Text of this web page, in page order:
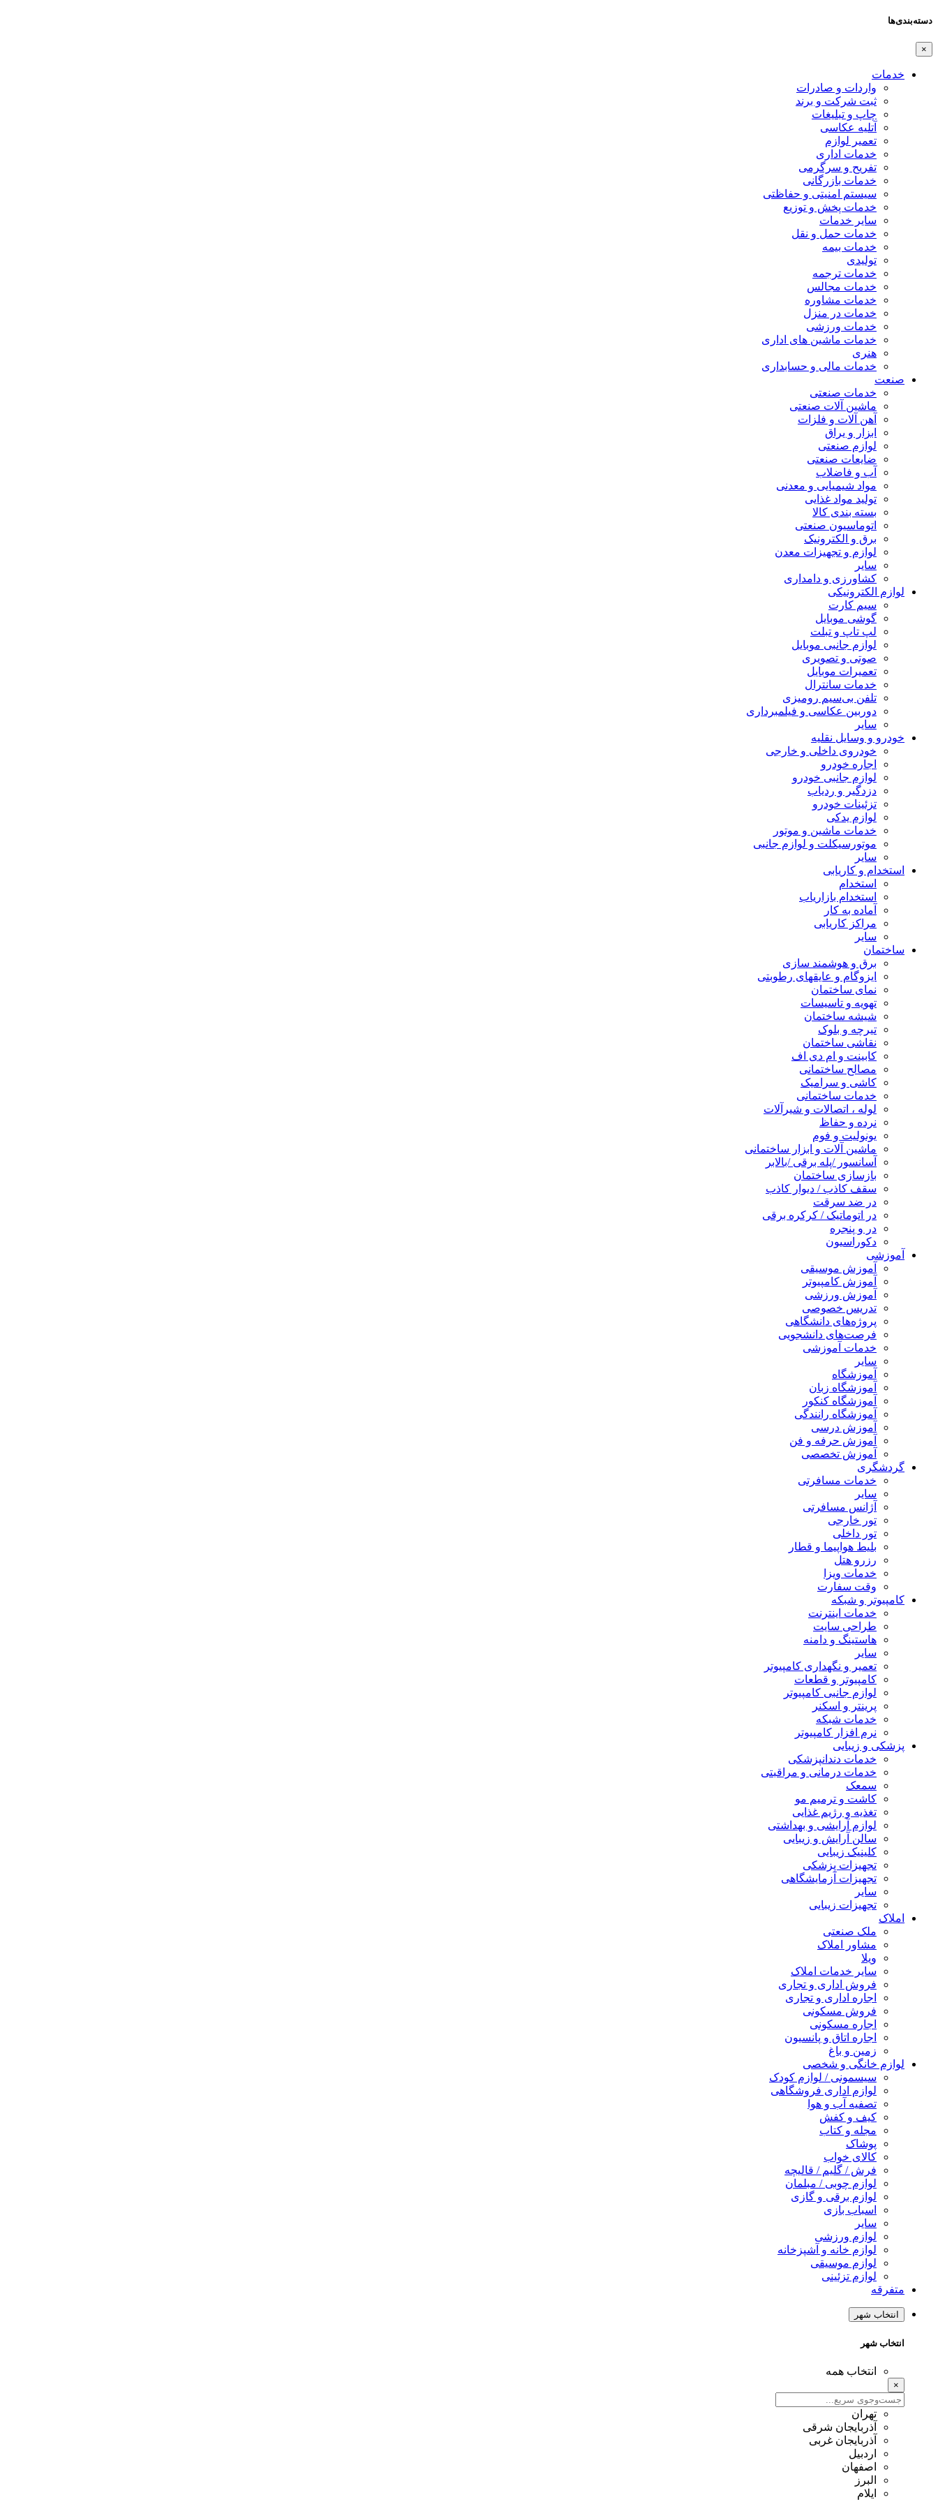
دسته‌بندی‌ها
×
خدمات
واردات و صادرات
ثبت شرکت و برند
چاپ و تبلیغات
آتلیه عکاسی
تعمیر لوازم
خدمات اداری
تفریح و سرگرمی
خدمات بازرگانی
سیستم امنیتی و حفاظتی
خدمات پخش و توزیع
سایر خدمات
خدمات حمل و نقل
خدمات بیمه
تولیدی
خدمات ترجمه
خدمات مجالس
خدمات مشاوره
خدمات در منزل
خدمات ورزشی
خدمات ماشین های اداری
هنری
خدمات مالی و حسابداری
صنعت
خدمات صنعتی
ماشین آلات صنعتی
آهن آلات و فلزات
ابزار و یراق
لوازم صنعتی
ضایعات صنعتی
آب و فاضلاب
مواد شیمیایی و معدنی
تولید مواد غذایی
بسته بندی کالا
اتوماسیون صنعتی
برق و الکترونیک
لوازم و تجهیزات معدن
سایر
کشاورزی و دامداری
لوازم الکترونیکی
سیم کارت
گوشی موبایل
لپ تاپ و تبلت
لوازم جانبی موبایل
صوتی و تصویری
تعمیرات موبایل
خدمات سانترال
تلفن بی‌سیم رومیزی
دوربین عکاسی و فیلمبرداری
سایر
خودرو و وسایل نقلیه
خودروی داخلی و خارجی
اجاره خودرو
لوازم جانبی خودرو
دزدگیر و ردیاب
تزئینات خودرو
لوازم یدکی
خدمات ماشین و موتور
موتورسیکلت و لوازم جانبی
سایر
استخدام و کاریابی
استخدام
استخدام بازاریاب
آماده به کار
مراکز کاریابی
سایر
ساختمان
برق و هوشمند سازی
ایزوگام و عایقهای رطوبتی
نمای ساختمان
تهویه و تاسیسات
شیشه ساختمان
تیرچه و بلوک
نقاشی ساختمان
کابینت و ام دی اف
مصالح ساختمانی
کاشی و سرامیک
خدمات ساختمانی
لوله ، اتصالات و شیرآلات
نرده و حفاظ
یونولیت و فوم
ماشین آلات و ابزار ساختمانی
آسانسور /پله برقی /بالابر
بازسازی ساختمان
سقف کاذب / دیوار کاذب
در ضد سرقت
در اتوماتیک / کرکره برقی
در و پنجره
دکوراسیون
آموزشی
آموزش موسیقی
آموزش کامپیوتر
آموزش ورزشی
تدریس خصوصی
پروژه‌های دانشگاهی
فرصت‌های دانشجویی
خدمات آموزشی
سایر
آموزشگاه
آموزشگاه زبان
آموزشگاه کنکور
آموزشگاه رانندگی
آموزش درسی
آموزش حرفه و فن
آموزش تخصصی
گردشگری
خدمات مسافرتی
سایر
آژانس مسافرتی
تور خارجی
تور داخلی
بلیط هواپیما و قطار
رزرو هتل
خدمات ویزا
وقت سفارت
کامپیوتر و شبکه
خدمات اینترنت
طراحی سایت
هاستینگ و دامنه
سایر
تعمیر و نگهداری کامپیوتر
کامپیوتر و قطعات
لوازم جانبی کامپیوتر
پرینتر و اسکنر
خدمات شبکه
نرم افزار کامپیوتر
پزشکی و زیبایی
خدمات دندانپزشکی
خدمات درمانی و مراقبتی
سمعک
کاشت و ترمیم مو
تغذیه و رژیم غذایی
لوازم آرایشی و بهداشتی
سالن آرایش و زیبایی
کلینیک زیبایی
تجهیزات پزشکی
تجهیزات آزمایشگاهی
سایر
تجهیزات زیبایی
املاک
ملک صنعتی
مشاور املاک
ویلا
سایر خدمات املاک
فروش اداری و تجاری
اجاره اداری و تجاری
فروش مسکونی
اجاره مسکونی
اجاره اتاق و پانسیون
زمین و باغ
لوازم خانگی و شخصی
سیسمونی / لوازم کودک
لوازم اداری فروشگاهی
تصفیه آب و هوا
کیف و کفش
مجله و کتاب
پوشاک
کالای خواب
فرش / گلیم / قالیچه
لوازم چوبی / مبلمان
لوازم برقی و گازی
اسباب بازی
سایر
لوازم ورزشی
لوازم خانه و آشپزخانه
لوازم موسیقی
لوازم تزئینی
متفرقه
انتخاب شهر
انتخاب شهر
انتخاب همه
×
تهران
آذربایجان شرقی
آذربایجان غربی
اردبیل
اصفهان
البرز
ایلام